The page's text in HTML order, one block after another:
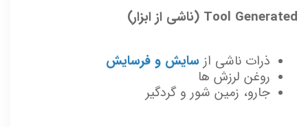
Tool Generated (ناشی از ابزار)
ذرات ناشی از سايش و فرسايش
روغن لرزش ها
جارو، زمين شور و گردگير